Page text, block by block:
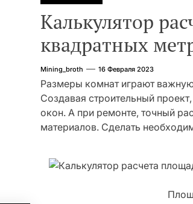
Калькулятор
квадратных
Mining_broth 16 Февраля 2023
Размеры комнат играют
Создавая строительный
окон. А при ремонте, точный
материалов. Сделать